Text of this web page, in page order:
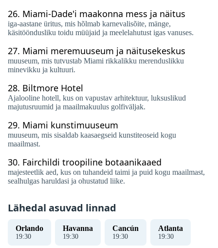
26. Miami-Dade'i maakonna mess ja näitus
iga-aastane üritus, mis hõlmab karnevalisõite, mänge,
käsitööndusliku toidu müüjaid ja meelelahutust igas vanuses.
27. Miami meremuuseum ja näitusekeskus
muuseum, mis tutvustab Miami rikkalikku merenduslikku
minevikku ja kultuuri.
28. Biltmore Hotel
Ajalooline hotell, kus on vapustav arhitektuur, luksuslikud
majutusruumid ja maailmakuulus golfiväljak.
29. Miami kunstimuuseum
muuseum, mis sisaldab kaasaegseid kunstiteoseid kogu
maailmast.
30. Fairchildi troopiline botaanikaaed
majesteetlik aed, kus on tuhandeid taimi ja puid kogu maailmast,
sealhulgas haruldasi ja ohustatud liike.
Lähedal asuvad linnad
Orlando
19:31
Havanna
19:31
Cancún
19:31
Atlanta
19:31